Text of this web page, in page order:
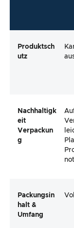
Produktsch
utz
Nachhaltigk
eit
Verpackun
g
Packungsin
halt &
Umfang